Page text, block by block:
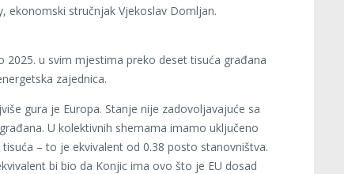
ekonomski stručnjak Vjekoslav Domljan.
2025. u svim mjestima preko deset tisuća građana
zajednica.
gura je Europa. Stanje nije zadovoljavajuće sa
U kolektivnih shemama imamo uključeno
– to je ekvivalent od 0.38 posto stanovništva.
bi bio da Konjic ima ovo što je EU dosad